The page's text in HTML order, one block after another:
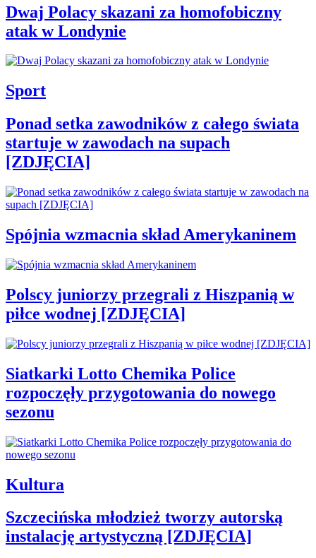
Dwaj Polacy skazani za homofobiczny
atak w Londynie
Sport
Ponad setka zawodników z całego świata
startuje w zawodach na supach
[ZDJĘCIA]
Spójnia wzmacnia skład Amerykaninem
Polscy juniorzy przegrali z Hiszpanią w
piłce wodnej [ZDJĘCIA]
Siatkarki Lotto Chemika Police
rozpoczęły przygotowania do nowego
sezonu
Kultura
Szczecińska młodzież tworzy autorską
instalację artystyczną [ZDJĘCIA]